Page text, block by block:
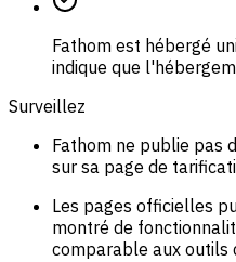
Fathom est hébergé
indique que
Surveillez
Fathom ne publie pas
sur sa page de
Les pages officielles
montré de
comparable aux outils